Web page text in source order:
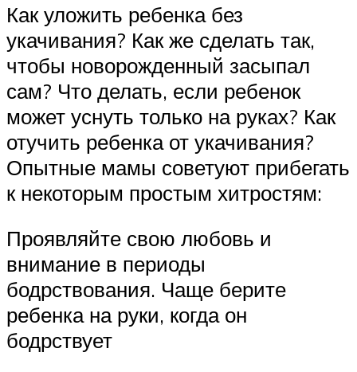
Как уложить ребенка без
укачивания? Как же сделать так,
чтобы новорожденный засыпал
сам? Что делать, если ребенок
может уснуть только на руках? Как
отучить ребенка от укачивания?
Опытные мамы советуют прибегать
к некоторым простым хитростям:
Проявляйте свою любовь и
внимание в периоды
бодрствования. Чаще берите
ребенка на руки, когда он
бодрствует